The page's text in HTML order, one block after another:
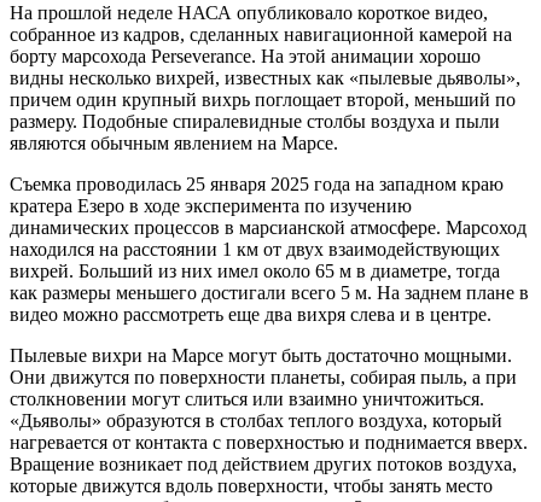
На прошлой неделе НАСА опубликовало короткое видео,
собранное из кадров, сделанных навигационной камерой на
борту марсохода Perseverance. На этой анимации хорошо
видны несколько вихрей, известных как «пылевые дьяволы»,
причем один крупный вихрь поглощает второй, меньший по
размеру. Подобные спиралевидные столбы воздуха и пыли
являются обычным явлением на Марсе.
Съемка проводилась 25 января 2025 года на западном краю
кратера Езеро в ходе эксперимента по изучению
динамических процессов в марсианской атмосфере. Марсоход
находился на расстоянии 1 км от двух взаимодействующих
вихрей. Больший из них имел около 65 м в диаметре, тогда
как размеры меньшего достигали всего 5 м. На заднем плане в
видео можно рассмотреть еще два вихря слева и в центре.
Пылевые вихри на Марсе могут быть достаточно мощными.
Они движутся по поверхности планеты, собирая пыль, а при
столкновении могут слиться или взаимно уничтожиться.
«Дьяволы» образуются в столбах теплого воздуха, который
нагревается от контакта с поверхностью и поднимается вверх.
Вращение возникает под действием других потоков воздуха,
которые движутся вдоль поверхности, чтобы занять место